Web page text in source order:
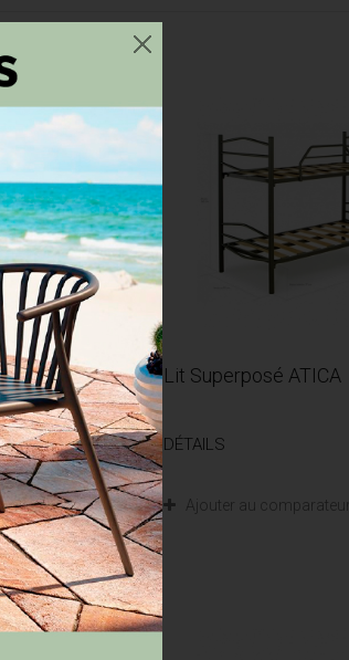
Cylindriques Lit Superposé ATICA
DÉTAILS
Ajouter au comparateur